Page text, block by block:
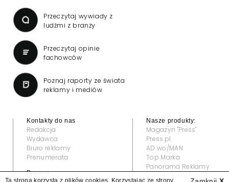
Przeczytaj wywiady z
ludźmi z branży
Przeczytaj opinie
fachowców
Poznaj raporty ze świata
reklamy i mediów
Kontakty do nas
Redakcja
Wydawca
Biuro reklamy
Prenumerata
Prawne:
Nasze produkty:
Magazyn "Press"
Press.pl
AD wo/MAN
Top Marka
Panorama Reklamy
Ta strona korzysta z plików cookies. Korzystając ze strony